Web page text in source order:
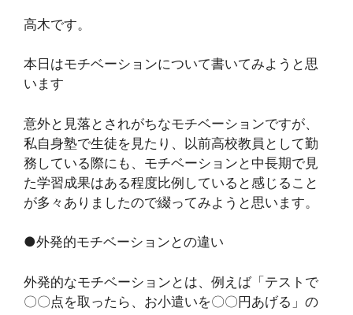
高木です。
本日はモチベーションについて書いてみようと思
います
意外と見落とされがちなモチベーションですが、
私自身塾で生徒を見たり、以前高校教員として勤
務している際にも、モチベーションと中長期で見
た学習成果はある程度比例していると感じること
が多々ありましたので綴ってみようと思います。
●外発的モチベーションとの違い
外発的なモチベーションとは、例えば「テストで
〇〇点を取ったら、お小遣いを〇〇円あげる」の